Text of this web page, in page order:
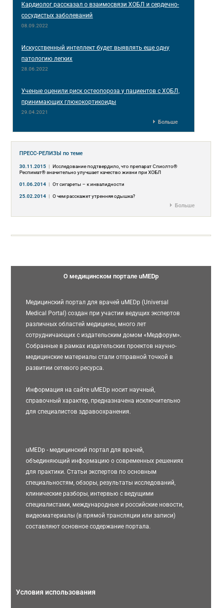
Кардиолог рассказал о взаимосвязи ХОБЛ и сердечно-
сосудистых заболеваний
08.09.2022
Искусственный интеллект будет выявлять еще одну
патологию легких
28.06.2022
Ученые оценили риск остеопороза у пациентов с ХОБЛ,
принимающих глюкокортикоиды
29.04.2021
Больше
ПРЕСС-РЕЛИЗЫпо теме
30.11.2015 | Исследование подтвердило, что препарат Спиолто®
Респимат® значительно улучшает качество жизни при ХОБЛ
01.06.2014 | От сигареты – к инвалидности
25.02.2014 | О чем расскажет утренняя одышка?
Больше
О медицинском портале uMEDp
Медицинский портал для врачей uMEDp (Universal
Medical Portal) создан при участии ведущих экспертов
различных областей медицины, много лет
сотрудничающих с издательским домом «Медфорум».
Собранные в рамках издательских проектов научно-
медицинские материалы стали отправной точкой в
развитии сетевого ресурса.
Информация на сайте uMEDp носит научный,
справочный характер, предназначена исключительно
для специалистов здравоохранения.
uMEDp - медицинский портал для врачей,
объединяющий информацию о современных решениях
для практики. Статьи экспертов по основным
специальностям, обзоры, результаты исследований,
клинические разборы, интервью с ведущими
специалистами, международные и российские новости,
видеоматериалы (в прямой трансляции или записи)
составляют основное содержание портала.
Условия использования